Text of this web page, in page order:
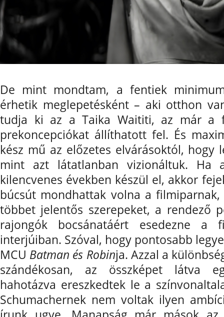
De mint mondtam, a fentiek
érhetik meglepetésként – aki otthon
tudja ki az a Taika Waititi, az már a
prekoncepciókat állíthatott fel. És
kész mű az előzetes elvárásoktól, hogy
mint azt látatlanban vizionáltuk. Ha
kilencvenes években készül el, akkor
búcsút mondhattak volna a
többet jelentős szerepeket, a rendező
rajongók bocsánatáért esedezne a
interjúiban. Szóval, hogy pontosabb
MCU Batman és Robinja. Azzal a
szándékosan, az összképet látva
hahotázva ereszkedtek le a
Schumachernek nem voltak ilyen